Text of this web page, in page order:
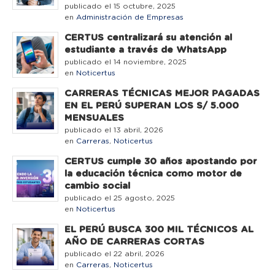
publicado el 15 octubre, 2025
en Administración de Empresas
CERTUS centralizará su atención al
estudiante a través de WhatsApp
publicado el 14 noviembre, 2025
en Noticertus
CARRERAS TÉCNICAS MEJOR PAGADAS
EN EL PERÚ SUPERAN LOS S/ 5.000
MENSUALES
publicado el 13 abril, 2026
en Carreras, Noticertus
CERTUS cumple 30 años apostando por
la educación técnica como motor de
cambio social
publicado el 25 agosto, 2025
en Noticertus
EL PERÚ BUSCA 300 MIL TÉCNICOS AL
AÑO DE CARRERAS CORTAS
publicado el 22 abril, 2026
en Carreras, Noticertus